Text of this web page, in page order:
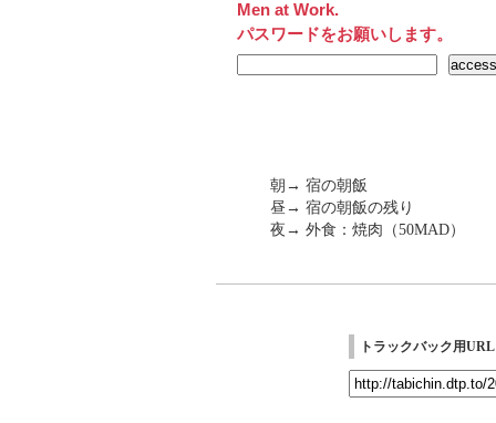
Men at Work.
パスワードをお願いします。
朝→ 宿の朝飯
昼→ 宿の朝飯の残り
夜→ 外食：焼肉（50MAD）
トラックバック用URL